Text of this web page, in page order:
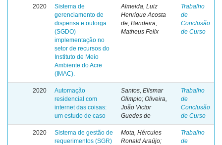
2020
Sistema de
gerenciamento de
dispensa e outorga
(SGDO)
implementação no
setor de recursos do
Instituto de Meio
Ambiente do Acre
(IMAC).
Almeida, Luiz
Henrique Acosta
de; Bandeira,
Matheus Felix
Trabalho
de
Conclusão
de Curso
2020
Automação
residencial com
internet das coisas:
um estudo de caso
Santos, Elismar
Olimpio; Oliveira,
João Victor
Guedes de
Trabalho
de
Conclusão
de Curso
2020
Sistema de gestão de
requerimentos (SGR)
Mota, Hércules
Ronald Araújo;
Trabalho
de